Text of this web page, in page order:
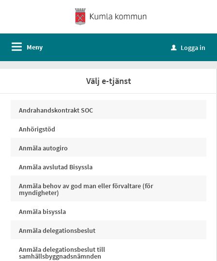
Meny u Logga in
Välj e-tjänst
Andrahandskontrakt SOC
Anhörigstöd
Anmäla autogiro
Anmäla avslutad Bisyssla
Anmäla behov av god man eller förvaltare (för
myndigheter)
Anmäla bisyssla
Anmäla delegationsbeslut
Anmäla delegationsbeslut till
samhällsbyggnadsnämnden